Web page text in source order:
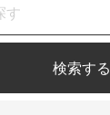
検索する